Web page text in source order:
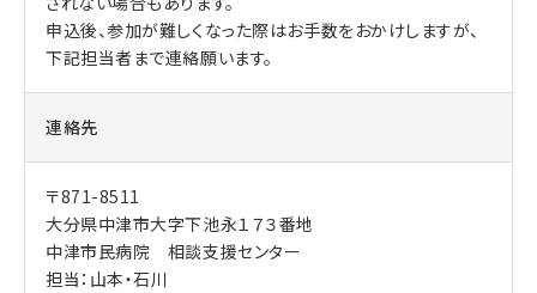
申込後、参加が難しくなった際はお手数をおかけしますが、
下記担当者まで連絡願います。
連絡先
〒871-8511
大分県中津市大字下池永１７３番地
中津市民病院 相談支援センター
担当：山本・石川